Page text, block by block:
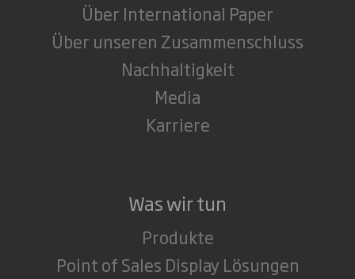
Über International Paper
Über unseren Zusammenschluss
Nachhaltigkeit
Media
Karriere
Was wir tun
Produkte
Point of Sales Display Lösungen